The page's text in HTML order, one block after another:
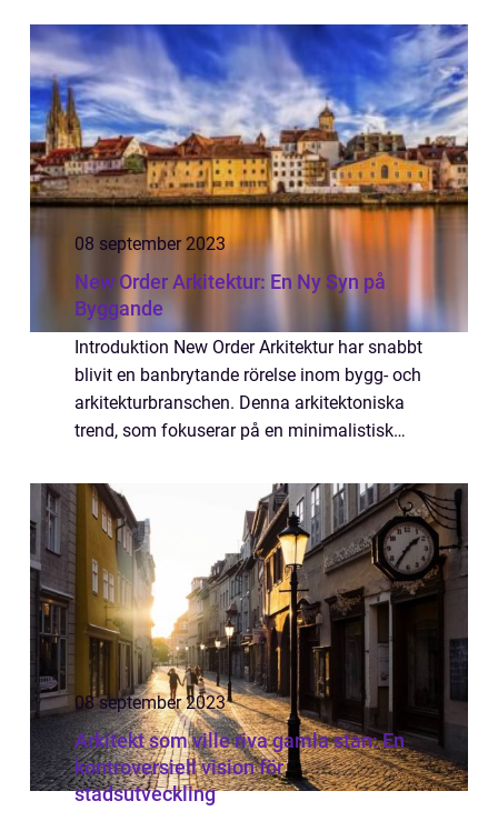
funktionalitet är Lucien känd för...
08 september 2023
New Order Arkitektur: En Ny Syn på
Byggande
Introduktion New Order Arkitektur har snabbt
blivit en banbrytande rörelse inom bygg- och
arkitekturbranschen. Denna arkitektoniska
trend, som fokuserar på en minimalistisk
uppmärksamheten hos både arkitekter och
pri...
08 september 2023
Arkitekt som ville riva gamla stan: En
kontroversiell vision för
stadsutveckling